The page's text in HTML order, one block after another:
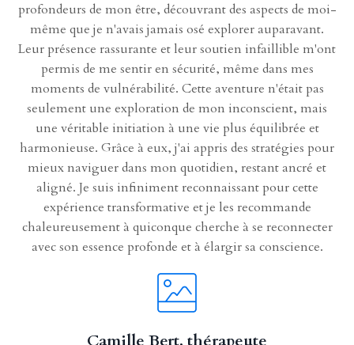
profondeurs de mon être, découvrant des aspects de moi-
même que je n'avais jamais osé explorer auparavant.
Leur présence rassurante et leur soutien infaillible m'ont
permis de me sentir en sécurité, même dans mes
moments de vulnérabilité. Cette aventure n'était pas
seulement une exploration de mon inconscient, mais
une véritable initiation à une vie plus équilibrée et
harmonieuse. Grâce à eux, j'ai appris des stratégies pour
mieux naviguer dans mon quotidien, restant ancré et
aligné. Je suis infiniment reconnaissant pour cette
expérience transformative et je les recommande
chaleureusement à quiconque cherche à se reconnecter
avec son essence profonde et à élargir sa conscience.